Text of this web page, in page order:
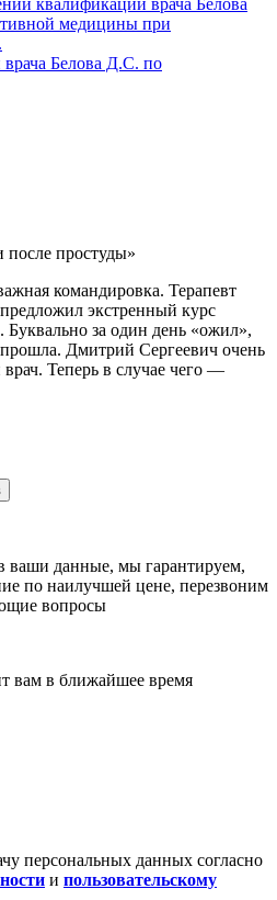
Белова Д.С. по
после простуды»
командировка. Терапевт
экстренный курс
за один день «ожил»,
прошла. Дмитрий Сергеевич очень
Теперь в случае чего —
ваши данные, мы гарантируем,
по наилучшей цене, перезвоним
вопросы
вам в ближайшее время
персональных данных согласно
и пользовательскому